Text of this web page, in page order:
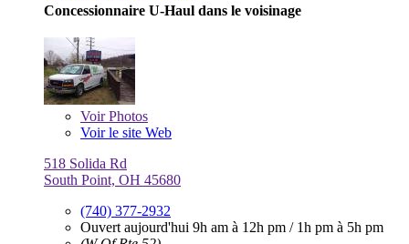
Concessionnaire U-Haul dans le voisinage
VoirPhotos
Voir le site Web
518 Solida Rd
South Point, OH 45680
(740) 377-2932
Ouvert aujourd'hui 9h am à 12h pm / 1h pm à 5h pm